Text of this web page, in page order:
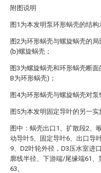
附图说明
图1为本发明泵环形蜗壳的结构
图2为环形蜗壳与螺旋蜗壳的局
(b)螺旋蜗壳；
图3为螺旋蜗壳和环形蜗壳断面
B为环形蜗壳)；
图4为环形蜗壳与螺旋蜗壳对泵
图5为本发明固定导叶的另一实
图中：蜗壳出口1、扩散段2、
动导叶5、固定导叶6、出口导
9、D2叶轮外径，D3压水室进
廓线半径、下游端/尾缘端61
63。